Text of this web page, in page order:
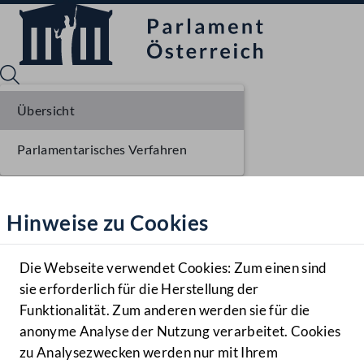
Hilfe
Benutzer
Navigationsmenü öffnen
MENÜ
Hinweise zu Cookies
Die Webseite verwendet Cookies: Zum einen sind
sie erforderlich für die Herstellung der
Funktionalität. Zum anderen werden sie für die
anonyme Analyse der Nutzung verarbeitet. Cookies
zu Analysezwecken werden nur mit Ihrem
Übersicht
Parlamentarisches Verfahren